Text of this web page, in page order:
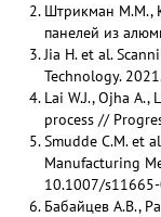
Штрикман М.М.,
панелей из
Jia H. et al.
Technology.
Lai W.J., Ojha
process //
Smudde C.M. et
Manufacturing
10.1007/
Бабайцев А.В.,